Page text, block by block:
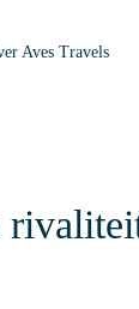
Aves Travels